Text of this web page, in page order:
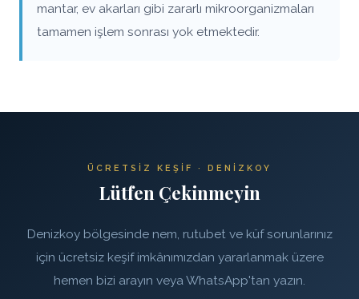
mantar, ev akarları gibi zararlı mikroorganizmaları
tamamen işlem sonrası yok etmektedir.
ÜCRETSIZ KEŞIF · DENIZKOY
Lütfen Çekinmeyin
Denizkoy bölgesinde nem, rutubet ve küf sorunlarınız
için ücretsiz keşif imkânımızdan yararlanmak üzere
hemen bizi arayın veya WhatsApp'tan yazın.